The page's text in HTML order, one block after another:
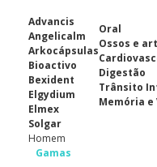
Advancis
Angelicalm
Arkocápsulas
Bioactivo
Bexident
Elgydium
Elmex
Solgar
Oral
Ossos e
Digestão
Trânsito
Memória
Homem
Gamas